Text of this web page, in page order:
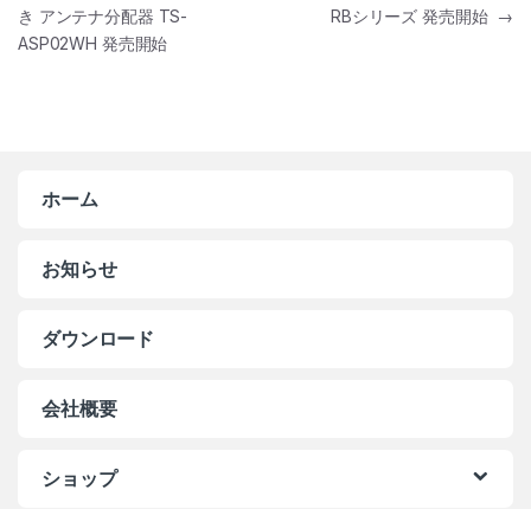
き アンテナ分配器 TS-
ASP02WH 発売開始
RBシリーズ 発売開始 →
ホーム
お知らせ
ダウンロード
会社概要
ショップ